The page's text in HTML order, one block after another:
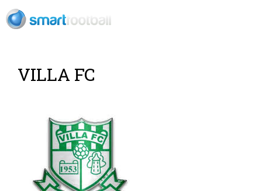
VILLA FC